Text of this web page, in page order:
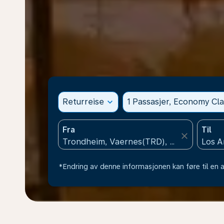
Returreise expand_more 1 Passasjer, Economy
Fra
close
Til
*Endring av denne informasjonen kan føre til en